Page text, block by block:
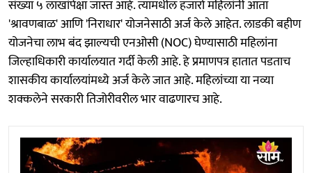
संख्या ५ लाखांपेक्षा जास्त आहे. त्यामधील हजारो महिलांनी आता
'श्रावणबाळ' आणि 'निराधार' योजनेसाठी अर्ज केले आहेत. लाडकी बहीण
योजनेचा लाभ बंद झाल्यची एनओसी (NOC) घेण्यासाठी महिलांना
जिल्हाधिकारी कार्यालयात गर्दी केली आहे. हे प्रमाणपत्र हातात पडताच
शासकीय कार्यालयांमध्ये अर्ज केले जात आहे. महिलांच्या या नव्या
शक्कलेने सरकारी तिजोरीवरील भार वाढणारच आहे.